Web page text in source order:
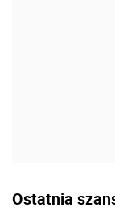
Ostatnia